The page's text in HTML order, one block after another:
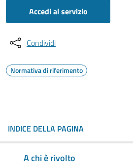
Accedi al servizio
Condividi
Normativa di riferimento
INDICE DELLA PAGINA
A chi è rivolto